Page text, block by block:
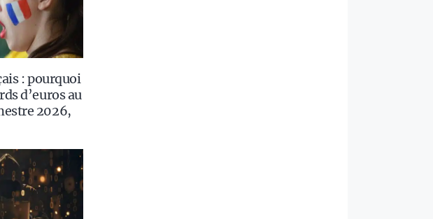
: pourquoi
d’euros au
2026,